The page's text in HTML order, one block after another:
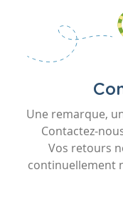
Une remarque,
Contactez-
Vos retours
continuellement